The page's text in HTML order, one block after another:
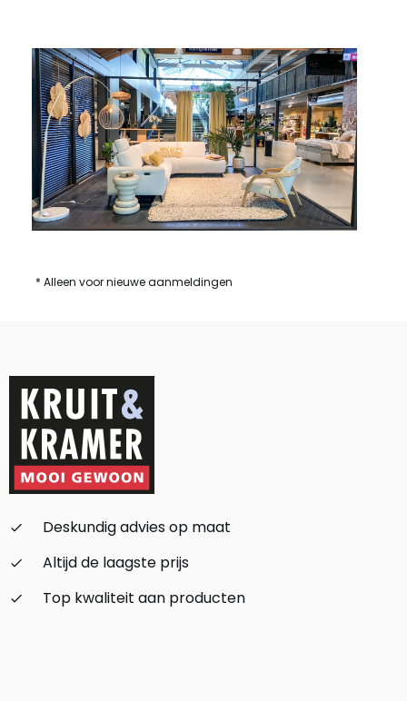
* Alleen voor nieuwe aanmeldingen
check_small
Deskundig advies op maat
check_small
Altijd de laagste prijs
check_small
Top kwaliteit aan producten